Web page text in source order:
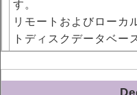
す。
リモートおよびローカ
トディスクデータベー